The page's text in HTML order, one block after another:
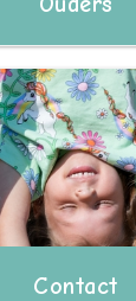
Contact